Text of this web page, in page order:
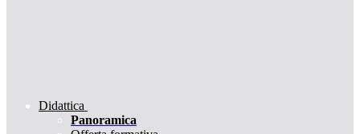
Didattica
Panoramica